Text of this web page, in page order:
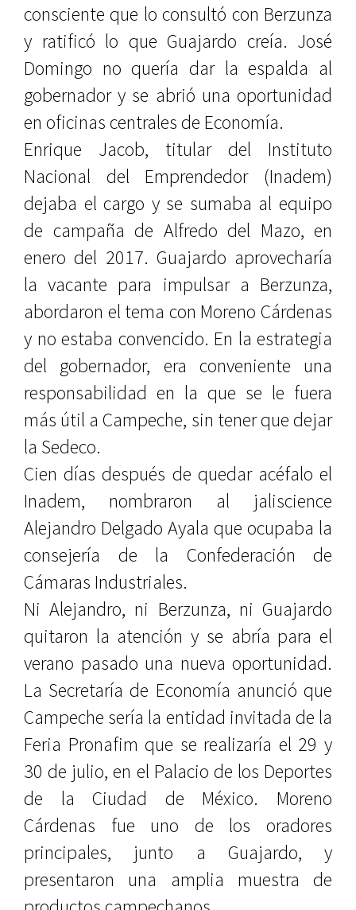
consciente que lo consultó con Berzunza
y ratificó lo que Guajardo creía. José
Domingo no quería dar la espalda al
gobernador y se abrió una oportunidad
en oficinas centrales de Economía.
Enrique Jacob, titular del Instituto
Nacional del Emprendedor (Inadem)
dejaba el cargo y se sumaba al equipo
de campaña de Alfredo del Mazo, en
enero del 2017. Guajardo aprovecharía
la vacante para impulsar a Berzunza,
abordaron el tema con Moreno Cárdenas
y no estaba convencido. En la estrategia
del gobernador, era conveniente una
responsabilidad en la que se le fuera
más útil a Campeche, sin tener que dejar
la Sedeco.
Cien días después de quedar acéfalo el
Inadem, nombraron al jaliscience
Alejandro Delgado Ayala que ocupaba la
consejería de la Confederación de
Cámaras Industriales.
Ni Alejandro, ni Berzunza, ni Guajardo
quitaron la atención y se abría para el
verano pasado una nueva oportunidad.
La Secretaría de Economía anunció que
Campeche sería la entidad invitada de la
Feria Pronafim que se realizaría el 29 y
30 de julio, en el Palacio de los Deportes
de la Ciudad de México. Moreno
Cárdenas fue uno de los oradores
principales, junto a Guajardo, y
presentaron una amplia muestra de